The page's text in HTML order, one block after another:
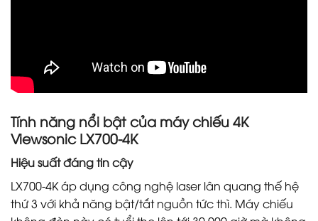
Tính năng nổi bật của máy chiếu 4K
Viewsonic LX700-4K
Hiệu suất đáng tin cậy
LX700-4K áp dụng công nghệ laser lân quang thế hệ
thứ 3 với khả năng bật/tắt nguồn tức thì. Máy chiếu